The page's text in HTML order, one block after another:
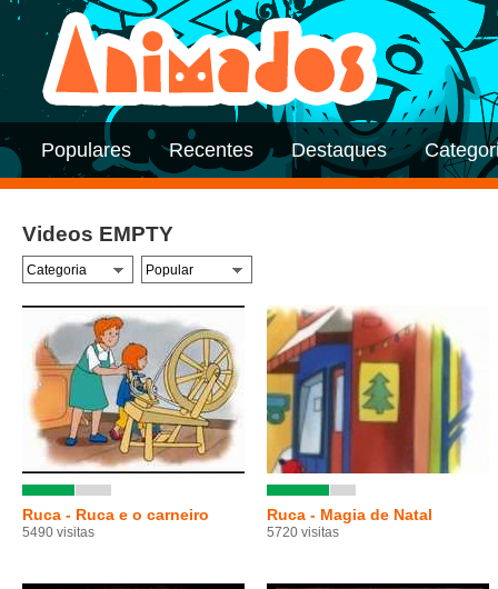
Populares Recentes Destaques
Videos EMPTY
Ruca - Ruca e o carneiro
5490 visitas
Ruca - Magia de Natal
5720 visitas